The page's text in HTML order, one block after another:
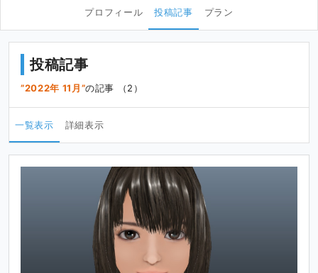
プロフィール 投稿記事 プラン
投稿記事
2022年 11月 の記事 （2）
一覧表示 詳細表示